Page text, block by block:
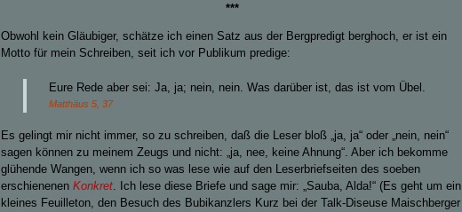
***
Obwohl kein Gläubiger, schätze ich einen Satz aus der Bergpredigt berghoch, er ist ein
Motto für mein Schreiben, seit ich vor Publikum predige:
Eure Rede aber sei: Ja, ja; nein, nein. Was darüber ist, das ist vom Übel.
Matthäus 5, 37
Es gelingt mir nicht immer, so zu schreiben, daß die Leser bloß „ja, ja“ oder „nein, nein“
sagen können zu meinem Zeugs und nicht: „ja, nee, keine Ahnung“. Aber ich bekomme
glühende Wangen, wenn ich so was lese wie auf den Leserbriefseiten des soeben
erschienenen Konkret. Ich lese diese Briefe und sage mir: „Sauba, Alda!“ (Es geht um ein
kleines Feuilleton, den Besuch des Bubikanzlers Kurz bei der Talk-Diseuse Maischberger